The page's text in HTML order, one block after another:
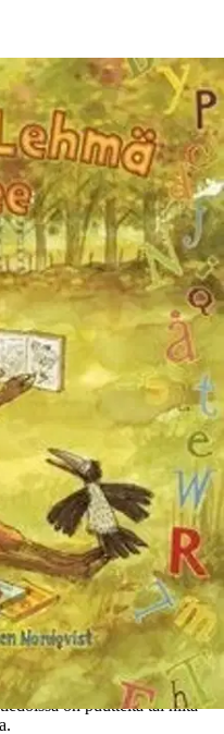
navetassa. Paitsi Mimmi
kirjastossa. Mimmi Lehmä
tarinoita ja
Variksen mielestä
kirjallisesta urasta...
hurmaa
ja uudet lukijat!
on puutteita tai niitä